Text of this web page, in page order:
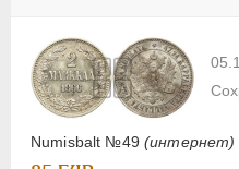
Numisbalt №49 (интернет)